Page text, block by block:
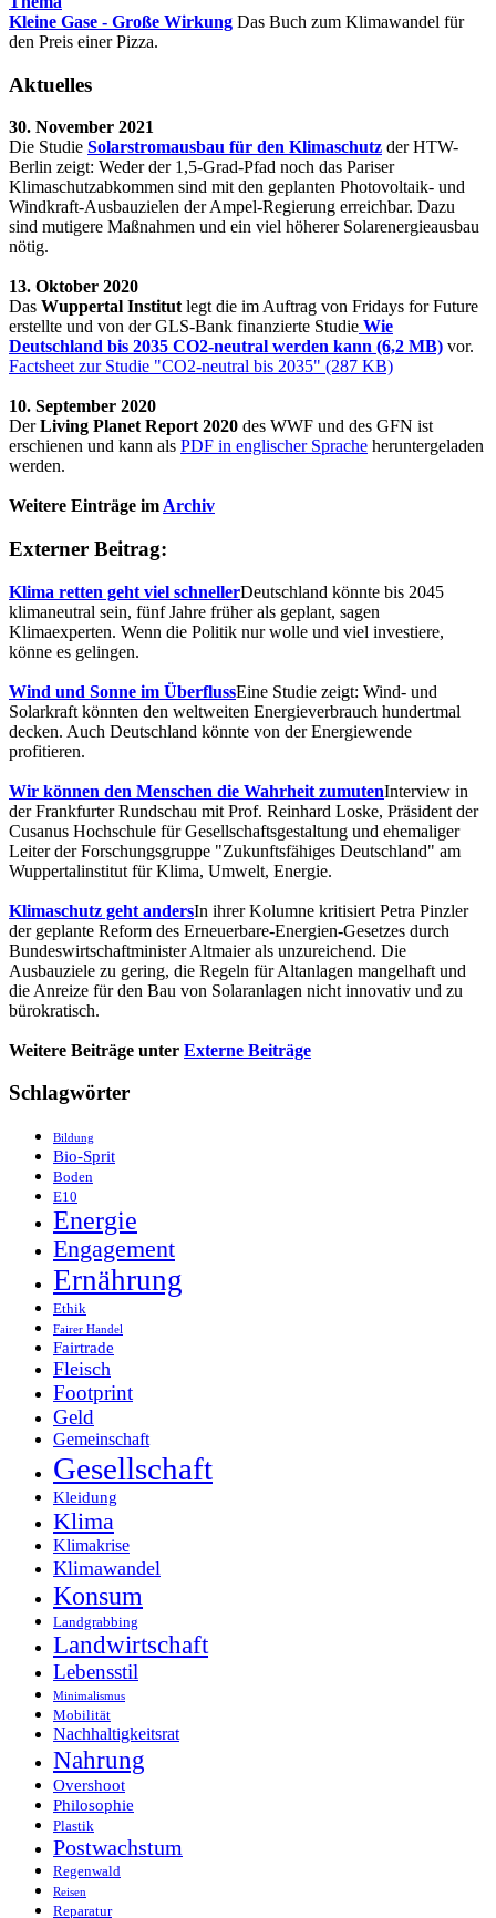
Kleine Gase - Große Wirkung Das Buch zum Klimawandel für
den Preis einer Pizza.
Aktuelles
30. November 2021
Die Studie Solarstromausbau für den Klimaschutz der HTW-
Berlin zeigt: Weder der 1,5-Grad-Pfad noch das Pariser
Klimaschutzabkommen sind mit den geplanten Photovoltaik- und
Windkraft-Ausbauzielen der Ampel-Regierung erreichbar. Dazu
sind mutigere Maßnahmen und ein viel höherer Solarenergieausbau
nötig.
13. Oktober 2020
Das Wuppertal Institut legt die im Auftrag von Fridays for Future
erstellte und von der GLS-Bank finanzierte Studie Wie
Deutschland bis 2035 CO2-neutral werden kann (6,2 MB) vor.
Factsheet zur Studie "CO2-neutral bis 2035" (287 KB)
10. September 2020
DerLiving Planet Report 2020 des WWF und des GFN ist
erschienen und kann als PDF in englischer Sprache heruntergeladen
werden.
Weitere Einträge im Archiv
Externer Beitrag:
Klima retten geht viel schnellerDeutschland könnte bis 2045
klimaneutral sein, fünf Jahre früher als geplant, sagen
Klimaexperten. Wenn die Politik nur wolle und viel investiere,
könne es gelingen.
Wind und Sonne im ÜberflussEine Studie zeigt: Wind- und
Solarkraft könnten den weltweiten Energieverbrauch hundertmal
decken. Auch Deutschland könnte von der Energiewende
profitieren.
Wir können den Menschen die Wahrheit zumutenInterview in
der Frankfurter Rundschau mit Prof. Reinhard Loske, Präsident der
Cusanus Hochschule für Gesellschaftsgestaltung und ehemaliger
Leiter der Forschungsgruppe "Zukunftsfähiges Deutschland" am
Wuppertalinstitut für Klima, Umwelt, Energie.
Klimaschutz geht andersIn ihrer Kolumne kritisiert Petra Pinzler
der geplante Reform des Erneuerbare-Energien-Gesetzes durch
Bundeswirtschaftminister Altmaier als unzureichend. Die
Ausbauziele zu gering, die Regeln für Altanlagen mangelhaft und
die Anreize für den Bau von Solaranlagen nicht innovativ und zu
bürokratisch.
Weitere Beiträge unter Externe Beiträge
Schlagwörter
Bildung
Bio-Sprit
Boden
E10
Energie
Engagement
Ernährung
Ethik
Fairer Handel
Fairtrade
Fleisch
Footprint
Geld
Gemeinschaft
Gesellschaft
Kleidung
Klima
Klimakrise
Klimawandel
Konsum
Landgrabbing
Landwirtschaft
Lebensstil
Minimalismus
Mobilität
Nachhaltigkeitsrat
Nahrung
Overshoot
Philosophie
Plastik
Postwachstum
Regenwald
Reisen
Reparatur